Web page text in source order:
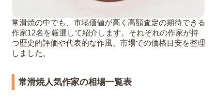
常滑焼の中でも、市場価値が高く高額査定の期待できる
作家12名を厳選して紹介します。それぞれの作家が持
つ歴史的評価や代表的な作風、市場での価格目安を整理
しました。
常滑焼人気作家の相場一覧表